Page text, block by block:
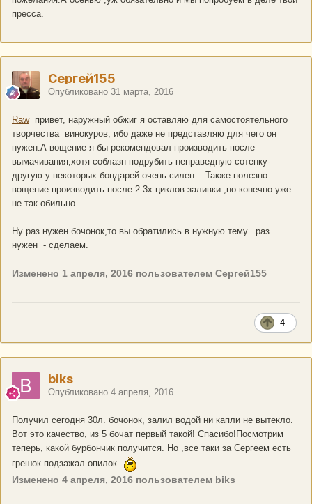
пресса.
Сергей155
Опубликовано 31 марта, 2016
Rawпривет, наружный обжиг я оставляю для самостоятельного
творчества винокуров, ибо даже не представляю для чего он
нужен.А вощение я бы рекомендовал производить после
вымачивания,хотя соблазн подрубить неправедную сотенку-
другую у некоторых бондарей очень силен... Также полезно
вощение производить после 2-3х циклов заливки ,но конечно уже
не так обильно.
Ну раз нужен бочонок,то вы обратились в нужную тему...раз
нужен - сделаем.
Изменено 1 апреля, 2016 пользователем Сергей155
4
biks
Опубликовано 4 апреля, 2016
Получил сегодня 30л. бочонок, залил водой ни капли не вытекло.
Вот это качество, из 5 бочат первый такой! Спасибо!Посмотрим
теперь, какой бурбончик получится. Но ,все таки за Сергеем есть
грешок подзажал опилок
Изменено 4 апреля, 2016 пользователем biks